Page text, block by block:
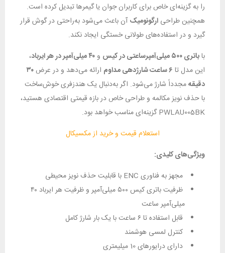
را به گزینه‌ای خاص برای کاربران جوان یا گیمرها تبدیل کرده است.
همچنین طراحی ارگونومیکآن باعث می‌شود به‌راحتی در گوش قرار
گیرد و در استفاده‌های طولانی خستگی ایجاد نکند.
باباتری ۵۰۰ میلی‌آمپرساعتی در کیس و ۴۰ میلی‌آمپر در هر ایرباد
،
این مدل تا ۶ ساعت شارژدهی مداوم ارائه می‌دهد و در عرض ۳۰
دقیقهمجدداً شارژ می‌شود. اگر به‌دنبال یک هندزفری خوش‌ساخت
با حذف نویز مکالمه و طراحی خاص در بازه‌ قیمتی اقتصادی هستید،
PWLAU005BK گزینه‌ای مناسب خواهد بود.
استعلام قیمت و خرید از مکسیکال
ویژگی‌های کلیدی:
مجهز به فناوری ENC با قابلیت حذف نویز محیطی
ظرفیت باتری کیس ۵۰۰ میلی‌آمپر و ظرفیت هر ایرباد ۴۰
میلی‌آمپر ساعت
قابل استفاده تا ۶ ساعت با یک بار شارژ کامل
کنترل لمسی هوشمند
دارای درایورهای 10 میلیمتری